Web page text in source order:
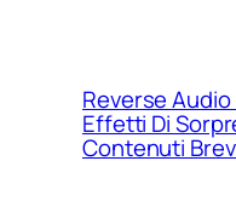
Reverse
Effetti Di
Contenuti